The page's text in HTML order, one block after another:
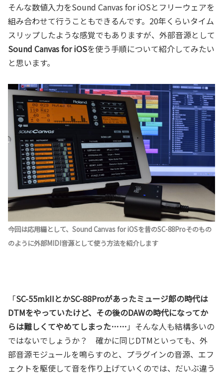
そんな数値入力をSound Canvas for iOSとフリーウェアを
組み合わせて行うこともできるんです。20年くらいタイム
スリップしたような感覚でもありますが、外部音源として
Sound Canvas for iOSを使う手順について紹介してみたい
と思います。
今回は応用編として、Sound Canvas for iOSを昔のSC-88Proそのもの
のように外部MIDI音源として使う方法を紹介します
「SC-55mkIIとかSC-88Proがあったミュージ郎の時代は
DTMをやっていたけど、その後のDAWの時代になってか
らは難しくてやめてしまった…… 」そんな人も結構多いの
ではないでしょうか？ 確かに同じDTMといっても、外
部音源モジュールを鳴らすのと、プラグインの音源、エフ
ェクトを駆使して音を作り上げていくのでは、だいぶ違う